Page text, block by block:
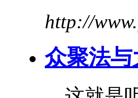
http://
众聚法